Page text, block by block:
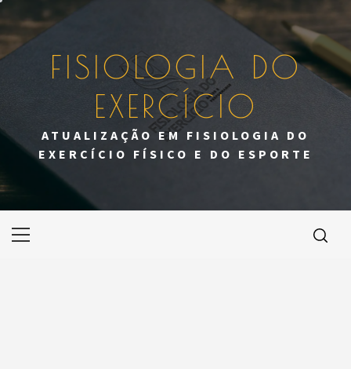
to
content
FISIOLOGIA DO
EXERCÍCIO
ATUALIZAÇÃO EM FISIOLOGIA DO
EXERCÍCIO FÍSICO E DO ESPORTE
Primary